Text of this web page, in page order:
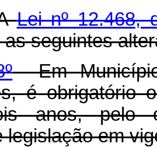
Lei nº 12.468,
seguintes
Em
é obrigatório
anos, pelo
legislação em